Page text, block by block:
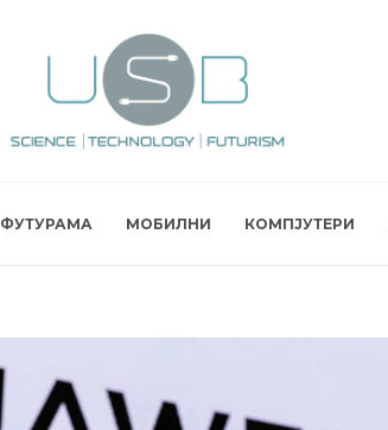
ФУТУРАМА МОБИЛНИ КОМПЈУТЕРИ